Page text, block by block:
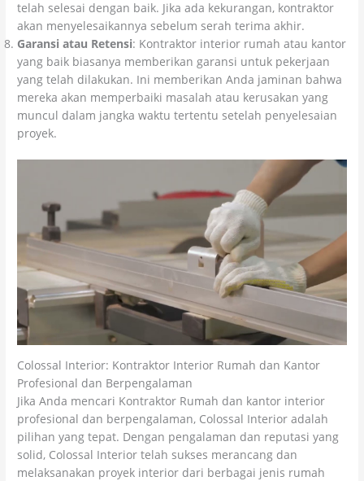
telah selesai dengan baik. Jika ada kekurangan, kontraktor
akan menyelesaikannya sebelum serah terima akhir.
Garansi atau Retensi: Kontraktor interior rumah atau kantor
yang baik biasanya memberikan garansi untuk pekerjaan
yang telah dilakukan. Ini memberikan Anda jaminan bahwa
mereka akan memperbaiki masalah atau kerusakan yang
muncul dalam jangka waktu tertentu setelah penyelesaian
proyek.
Colossal Interior: Kontraktor Interior Rumah dan Kantor
Profesional dan Berpengalaman
Jika Anda mencari Kontraktor Rumah dan kantor interior
profesional dan berpengalaman, Colossal Interior adalah
pilihan yang tepat. Dengan pengalaman dan reputasi yang
solid, Colossal Interior telah sukses merancang dan
melaksanakan proyek interior dari berbagai jenis rumah